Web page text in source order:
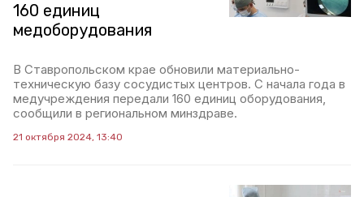
160 единиц
медоборудования
В Ставропольском крае обновили материально-
техническую базу сосудистых центров. С начала года в
медучреждения передали 160 единиц оборудования,
сообщили в региональном минздраве.
21 октября 2024, 13:40